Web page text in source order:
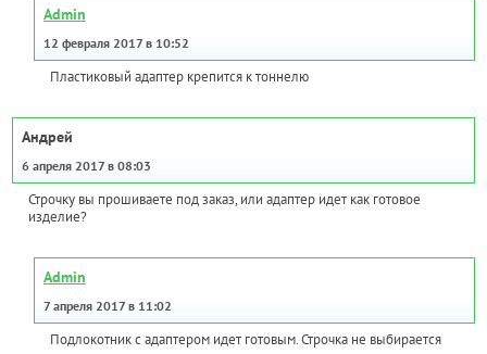
Admin
12 февраля 2017 в 10:52
Пластиковый адаптер крепится к тоннелю
Андрей
6 апреля 2017 в 08:03
Строчку вы прошиваете под заказ, или адаптер идет как готовое
изделие?
Admin
7 апреля 2017 в 11:02
Подлокотник с адаптером идет готовым. Строчка не выбирается